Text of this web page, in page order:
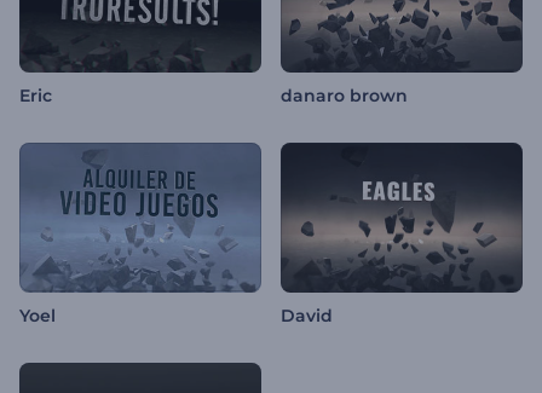
Eric danaro brown
Yoel David